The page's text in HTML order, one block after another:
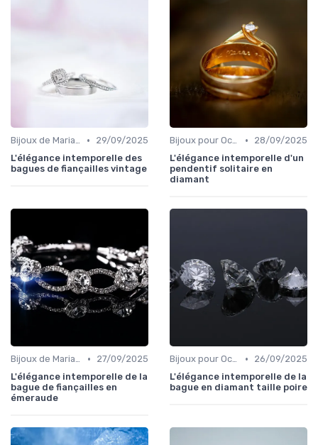
Bijoux de Mariage et de Fiançailles •
29/09/2025
L'élégance intemporelle des
bagues de fiançailles vintage
Bijoux pour Occasions Spéciales •
28/09/2025
L'élégance intemporelle d'un
pendentif solitaire en
diamant
Bijoux de Mariage et de Fiançailles •
27/09/2025
L'élégance intemporelle de la
bague de fiançailles en
émeraude
Bijoux pour Occasions Spéciales •
26/09/2025
L'élégance intemporelle de la
bague en diamant taille poire